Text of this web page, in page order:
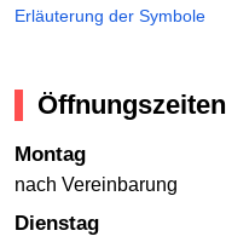
Erläuterung der Symbole
Öffnungszeiten
Montag
nach Vereinbarung
Dienstag